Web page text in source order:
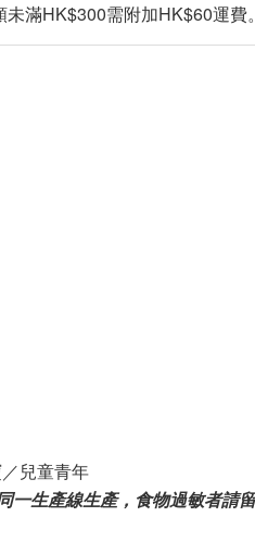
滿HK$300需附加HK$60運費
兒童青年
一生產線生產，食物過敏者請